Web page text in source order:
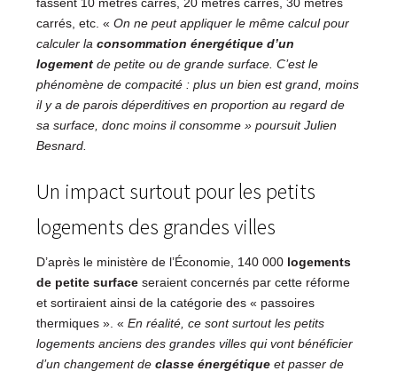
carrés, etc. « On ne peut appliquer le même calcul pour
calculer la consommation énergétique d’un
logementde petite ou de grande surface. C’est le
phénomène de compacité : plus un bien est grand, moins
il y a de parois déperditives en proportion au regard de
sa surface, donc moins il consomme » poursuit Julien
Besnard.
Un impact surtout pour les petits
logements des grandes villes
D’après le ministère de l’Économie, 140 000logements
de petite surfaceseraient concernés par cette réforme
et sortiraient ainsi de la catégorie des « passoires
thermiques ». « En réalité, ce sont surtout les petits
logements anciens des grandes villes qui vont bénéficier
d’un changement de classe énergétiqueet passer de